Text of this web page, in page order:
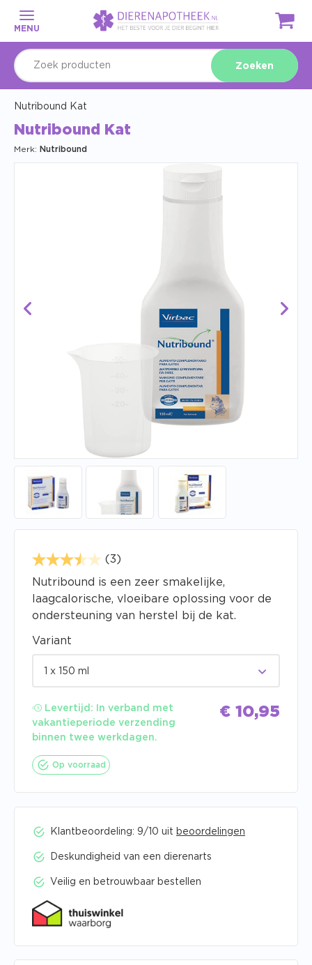
MENU
Zoeken
Nutribound Kat
Nutribound Kat
Merk: Nutribound
(3)
Nutribound is een zeer smakelijke,
laagcalorische, vloeibare oplossing voor de
ondersteuning van herstel bij de kat.
€ 10,95
Levertijd:
In verband met
vakantieperiode verzending
binnen twee werkdagen.
Variant
1 x 150 ml
Op voorraad
Klantbeoordeling: 9/10 uit beoordelingen
Deskundigheid van een dierenarts
Veilig en betrouwbaar bestellen